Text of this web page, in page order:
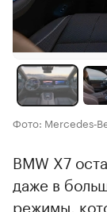
Фото:
BMW X7
даже в
режимы,